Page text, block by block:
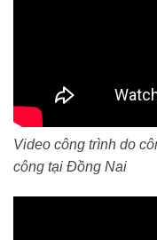
Video công trình do
công tại Đồng Nai